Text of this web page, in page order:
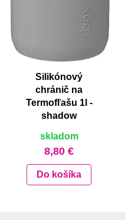
Silikónový
chránič na
Termofľašu 1l -
shadow
skladom
8,80 €
Do košíka